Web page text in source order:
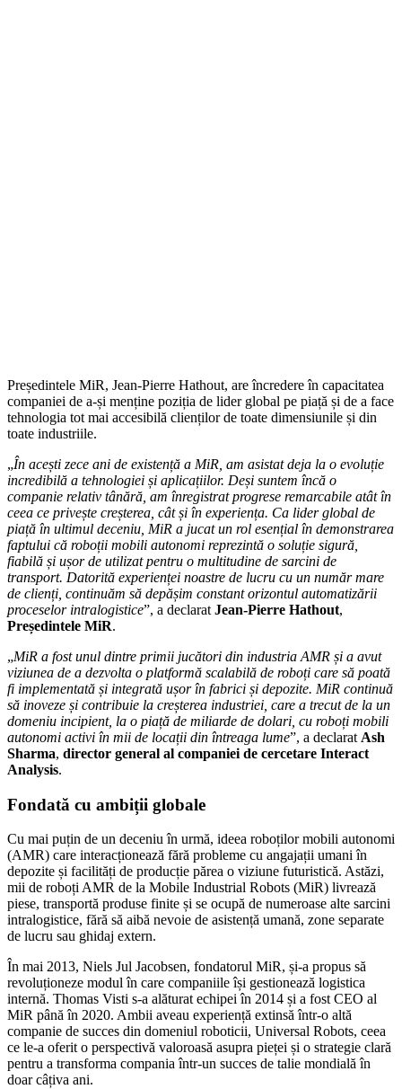
Președintele MiR, Jean-Pierre Hathout, are încredere în capacitatea
companiei de a-și menține poziția de lider global pe piață și de a face
tehnologia tot mai accesibilă clienților de toate dimensiunile și din
toate industriile.
„În acești zece ani de existență a MiR, am asistat deja la o evoluție
incredibilă a tehnologiei și aplicațiilor. Deși suntem încă o
companie relativ tânără, am înregistrat progrese remarcabile atât în
ceea ce privește creșterea, cât și în experiența. Ca lider global de
piață în ultimul deceniu, MiR a jucat un rol esențial în demonstrarea
faptului că roboții mobili autonomi reprezintă o soluție sigură
fiabilă și ușor de utilizat pentru o multitudine de sarcini de
transport. Datorită experienței noastre de lucru cu un număr mare
de clienți, continuăm să depășim constant orizontul automatizării
proceselor intralogistice”, a declarat Jean-Pierre Hathout,
Președintele MiR.
„MiR a fost unul dintre primii jucători din industria AMR și a avut
viziunea de a dezvolta o platformă scalabilă de roboți care să poată
fi implementată și integrată ușor în fabrici și depozite. MiR continuă
să inoveze și contribuie la creșterea industriei, care a trecut de la un
domeniu incipient, la o piață de miliarde de dolari, cu roboți mobili
autonomi activi în mii de locații din întreaga lume”, a declarat Ash
Sharma, director general al companiei de cercetare Interact
Analysis.
Fondată cu ambiții globale
Cu mai puțin de un deceniu în urmă, ideea roboților mobili autonomi
(AMR) care interacționează fără probleme cu angajații umani în
depozite și facilități de producție părea o viziune futuristică. Astăzi,
mii de roboți AMR de la Mobile Industrial Robots (MiR) livrează
piese, transportă produse finite și se ocupă de numeroase alte sarcini
intralogistice, fără să aibă nevoie de asistență umană, zone separate
de lucru sau ghidaj extern.
În mai 2013, Niels Jul Jacobsen, fondatorul MiR, și-a propus să
revoluționeze modul în care companiile își gestionează logistica
internă. Thomas Visti s-a alăturat echipei în 2014 și a fost CEO al
MiR până în 2020. Ambii aveau experiență extinsă într-o altă
companie de succes din domeniul roboticii, Universal Robots, ceea
ce le-a oferit o perspectivă valoroasă asupra pieței și o strategie clară
pentru a transforma compania într-un succes de talie mondială în
doar câțiva ani.